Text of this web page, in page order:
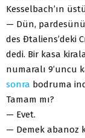
Kesselbach’ın
— Dün,
des Đtaliens’deki
dedi. Bir kasa
numaralı 9’uncu
sonra bodruma
Tamam mı?
— Evet.
— Demek abanoz